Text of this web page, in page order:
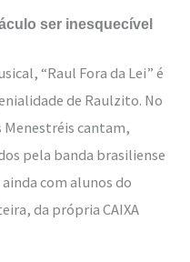
ser inesquecível
“Raul Fora da Lei” é
de Raulzito. No
Menestréis cantam,
pela banda brasiliense
ainda com alunos do
da própria CAIXA